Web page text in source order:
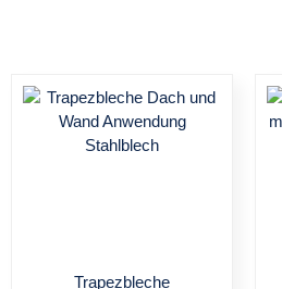
Trapezbleche